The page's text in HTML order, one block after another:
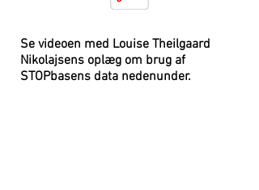
Se videoen med Louise Theilgaard
Nikolajsens oplæg om brug af
STOPbasens data nedenunder.